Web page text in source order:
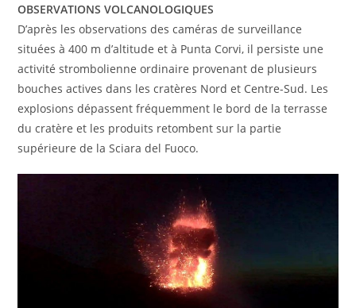
OBSERVATIONS VOLCANOLOGIQUES
D’après les observations des caméras de surveillance
situées à 400 m d’altitude et à Punta Corvi, il persiste une
activité strombolienne ordinaire provenant de plusieurs
bouches actives dans les cratères Nord et Centre-Sud. Les
explosions dépassent fréquemment le bord de la terrasse
du cratère et les produits retombent sur la partie
supérieure de la Sciara del Fuoco.